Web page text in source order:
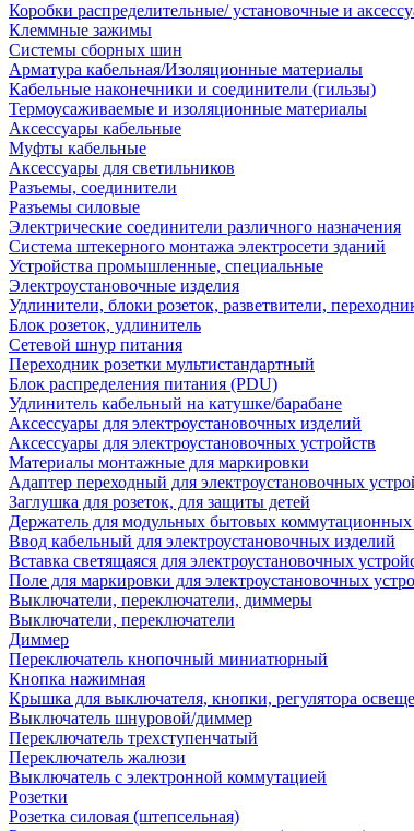
Коробки распределительные/ установочные и
Клеммные зажимы
Системы сборных шин
Арматура кабельная/Изоляционные материалы
Кабельные наконечники и соединители (гильзы)
Термоусаживаемые и изоляционные материалы
Аксессуары кабельные
Муфты кабельные
Аксессуары для светильников
Разъемы, соединители
Разъемы силовые
Электрические соединители различного назначения
Система штекерного монтажа электросети зданий
Устройства промышленные, специальные
Электроустановочные изделия
Удлинители, блоки розеток, разветвители,
Блок розеток, удлинитель
Сетевой шнур питания
Переходник розетки мультистандартный
Блок распределения питания (PDU)
Удлинитель кабельный на катушке/барабане
Аксессуары для электроустановочных изделий
Аксессуары для электроустановочных устройств
Материалы монтажные для маркировки
Адаптер переходный для электроустановочных
Заглушка для розеток, для защиты детей
Держатель для модульных бытовых коммутационных
Ввод кабельный для электроустановочных изделий
Вставка светящаяся для электроустановочных
Поле для маркировки для электроустановочных
Выключатели, переключатели, диммеры
Выключатели, переключатели
Диммер
Переключатель кнопочный миниатюрный
Кнопка нажимная
Крышка для выключателя, кнопки, регулятора
Выключатель шнуровой/диммер
Переключатель трехступенчатый
Переключатель жалюзи
Выключатель с электронной коммутацией
Розетки
Розетка силовая (штепсельная)